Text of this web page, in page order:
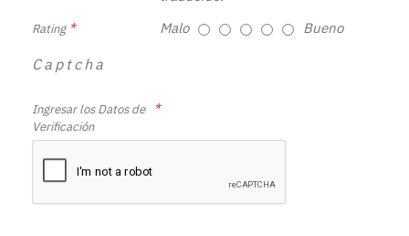
Rating Malo Bueno
Captcha
Ingresar los Datos de
Verificación